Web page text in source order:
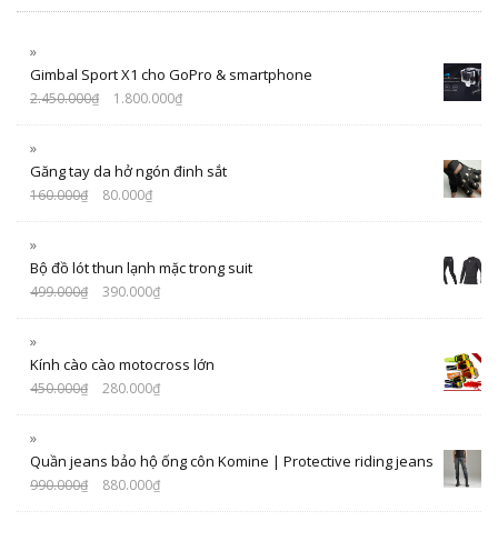
Gimbal Sport X1 cho GoPro & smartphone
2.450.000₫ 1.800.000₫
Găng tay da hở ngón đinh sắt
160.000₫ 80.000₫
Bộ đồ lót thun lạnh mặc trong suit
499.000₫ 390.000₫
Kính cào cào motocross lớn
450.000₫ 280.000₫
Quần jeans bảo hộ ống côn Komine | Protective riding jeans
990.000₫ 880.000₫